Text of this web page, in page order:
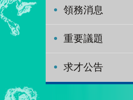
領務消息
重要議題
求才公告